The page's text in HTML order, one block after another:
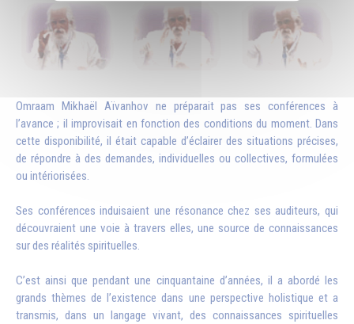
Omraam Mikhaël Aïvanhov ne préparait pas ses conférences à
l’avance ; il improvisait en fonction des conditions du moment. Dans
cette disponibilité, il était capable d’éclairer des situations précises,
de répondre à des demandes, individuelles ou collectives, formulées
ou intériorisées.
Ses conférences induisaient une résonance chez ses auditeurs, qui
découvraient une voie à travers elles, une source de connaissances
sur des réalités spirituelles.
C’est ainsi que pendant une cinquantaine d’années, il a abordé les
grands thèmes de l’existence dans une perspective holistique et a
transmis, dans un langage vivant, des connaissances spirituelles